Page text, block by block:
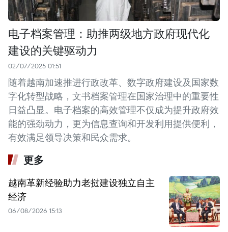
电子档案管理：助推两级地方政府现代化
建设的关键驱动力
02/07/2025 01:51
随着越南加速推进行政改革、数字政府建设及国家数
字化转型战略，文书档案管理在国家治理中的重要性
日益凸显。电子档案的高效管理不仅成为提升政府效
能的强劲动力，更为信息查询和开发利用提供便利，
有效满足领导决策和民众需求。
更多
越南革新经验助力老挝建设独立自主
经济
06/08/2026 15:13